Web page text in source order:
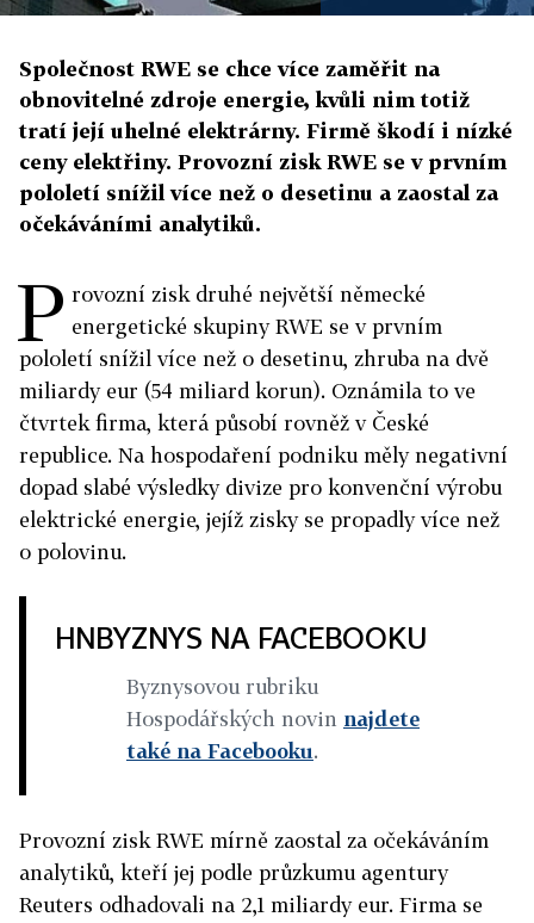
Společnost RWE se chce více zaměřit na
obnovitelné zdroje energie, kvůli nim totiž
tratí její uhelné elektrárny. Firmě škodí i nízké
ceny elektřiny. Provozní zisk RWE se v prvním
pololetí snížil více než o desetinu a zaostal za
očekáváními analytiků.
P rovozní zisk druhé největší německé
energetické skupiny RWE se v prvním
pololetí snížil více než o desetinu, zhruba na dvě
miliardy eur (54 miliard korun). Oznámila to ve
čtvrtek firma, která působí rovněž v České
republice. Na hospodaření podniku měly negativní
dopad slabé výsledky divize pro konvenční výrobu
elektrické energie, jejíž zisky se propadly více než
o polovinu.
HNBYZNYS NA FACEBOOKU
Byznysovou rubriku
Hospodářských novin najdete
také na Facebooku.
Provozní zisk RWE mírně zaostal za očekáváním
analytiků, kteří jej podle průzkumu agentury
Reuters odhadovali na 2,1 miliardy eur. Firma se